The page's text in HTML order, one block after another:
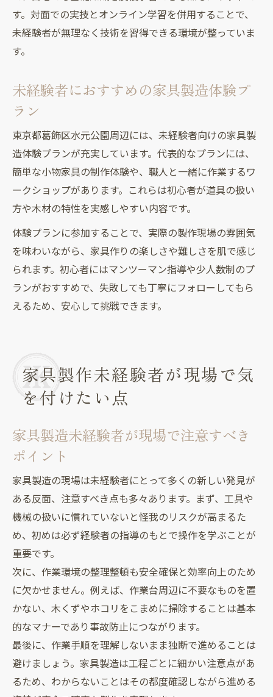
す。対面での実技とオンライン学習を併用することで、
未経験者が無理なく技術を習得できる環境が整っていま
す。
未経験者におすすめの家具製造体験プ
ラン
東京都葛飾区水元公園周辺には、未経験者向けの家具製
造体験プランが充実しています。代表的なプランには、
簡単な小物家具の制作体験や、職人と一緒に作業するワ
ークショップがあります。これらは初心者が道具の扱い
方や木材の特性を実感しやすい内容です。
体験プランに参加することで、実際の製作現場の雰囲気
を味わいながら、家具作りの楽しさや難しさを肌で感じ
られます。初心者にはマンツーマン指導や少人数制のプ
ランがおすすめで、失敗しても丁寧にフォローしてもら
えるため、安心して挑戦できます。
家具製作未経験者が現場で気
を付けたい点
家具製造未経験者が現場で注意すべき
ポイント
家具製造の現場は未経験者にとって多くの新しい発見が
ある反面、注意すべき点も多々あります。まず、工具や
機械の扱いに慣れていないと怪我のリスクが高まるた
め、初めは必ず経験者の指導のもとで操作を学ぶことが
重要です。
次に、作業環境の整理整頓も安全確保と効率向上のため
に欠かせません。例えば、作業台周辺に不要なものを置
かない、木くずやホコリをこまめに掃除することは基本
的なマナーであり事故防止につながります。
最後に、作業手順を理解しないまま独断で進めることは
避けましょう。家具製造は工程ごとに細かい注意点があ
るため、わからないことはその都度確認しながら進める